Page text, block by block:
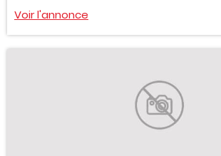
Voir l'annonce